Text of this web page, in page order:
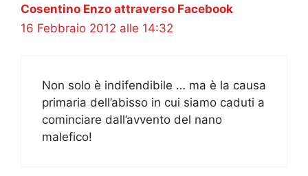
Cosentino Enzo attraverso Facebook
16 Febbraio 2012 alle 14:32
Non solo è indifendibile … ma è la causa
primaria dell’abisso in cui siamo caduti a
cominciare dall’avvento del nano
malefico!